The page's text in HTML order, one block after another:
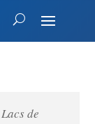
Lacs de